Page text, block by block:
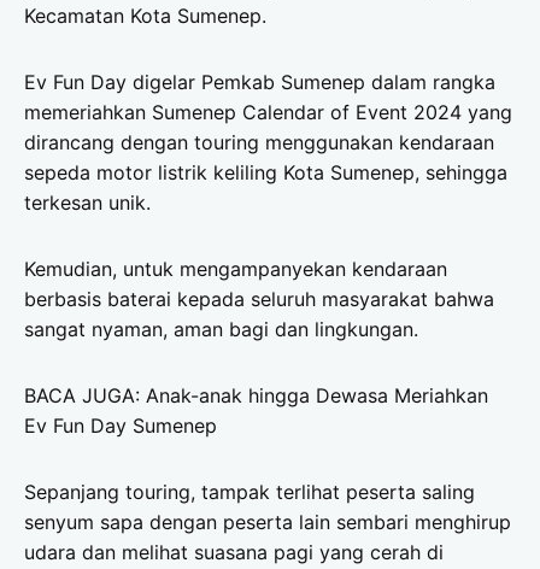
Kecamatan Kota Sumenep.
Ev Fun Day digelar Pemkab Sumenep dalam rangka
memeriahkan Sumenep Calendar of Event 2024 yang
dirancang dengan touring menggunakan kendaraan
sepeda motor listrik keliling Kota Sumenep, sehingga
terkesan unik.
Kemudian, untuk mengampanyekan kendaraan
berbasis baterai kepada seluruh masyarakat bahwa
sangat nyaman, aman bagi dan lingkungan.
BACA JUGA: Anak-anak hingga Dewasa Meriahkan
Ev Fun Day Sumenep
Sepanjang touring, tampak terlihat peserta saling
senyum sapa dengan peserta lain sembari menghirup
udara dan melihat suasana pagi yang cerah di